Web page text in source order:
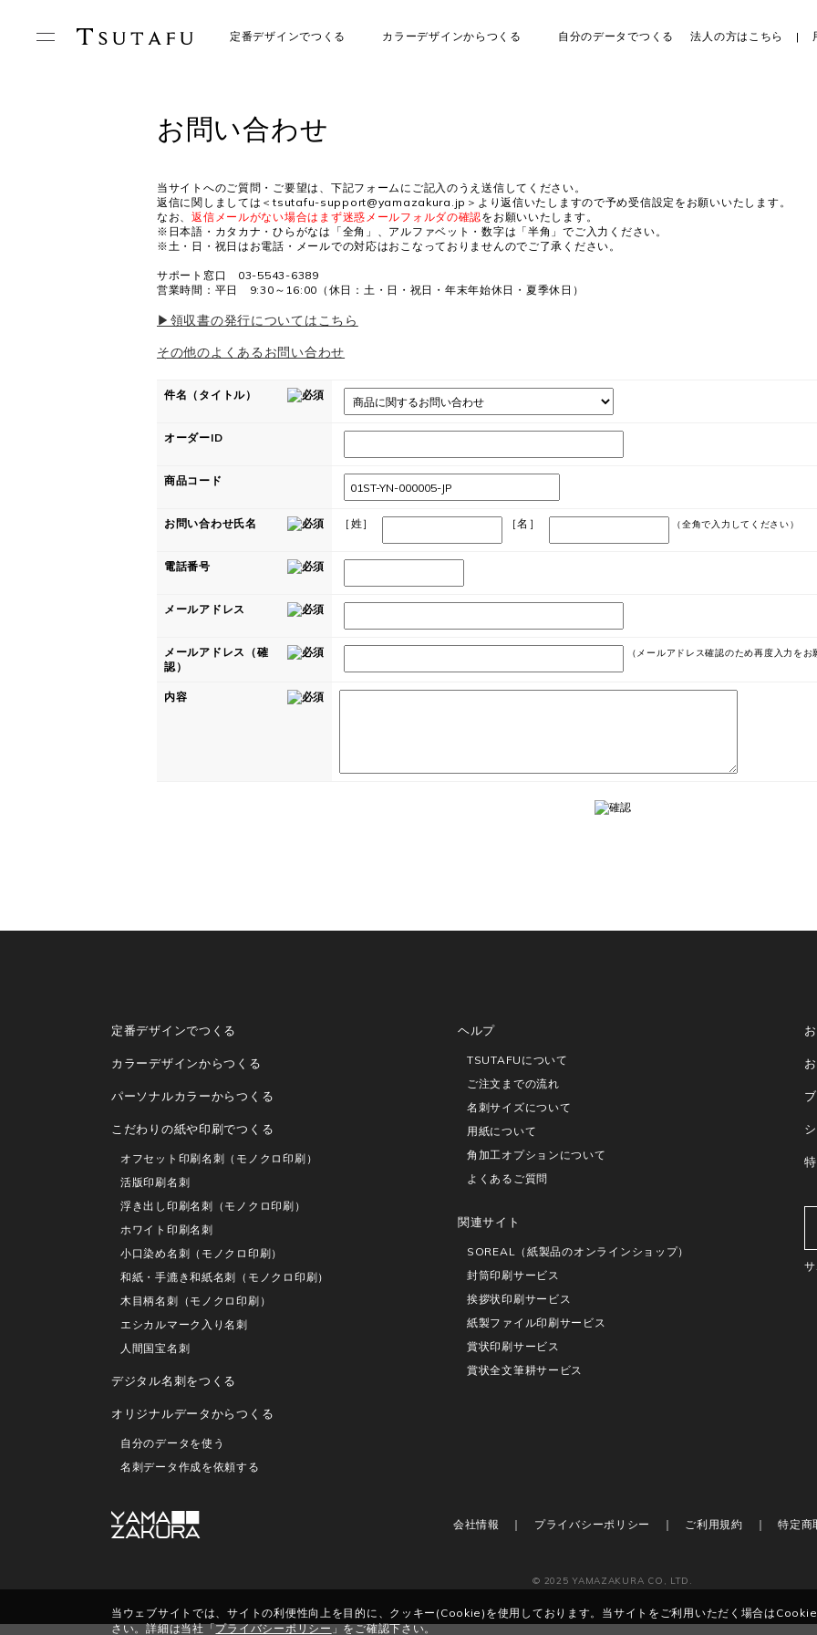
定番デザインでつくる カラーデザインからつくる 自分のデータでつくる 法人の方はこちら
お問い合わせ
当サイトへのご質問・ご要望は、下記フォームにご記入のうえ送信してください。
返信に関しましては＜tsutafu-support@yamazakura.jp＞より返信いたしますので予め受信設定をお願いいたします。
なお、返信メールがない場合はまず迷惑メールフォルダの確認をお願いいたします。
※日本語・カタカナ・ひらがなは「全角」、アルファベット・数字は「半角」でご入力ください。
※土・日・祝日はお電話・メールでの対応はおこなっておりませんのでご了承ください。
サポート窓口 03-5543-6389
営業時間：平日 9:30～16:00（休日：土・日・祝日・年末年始休日・夏季休日）
▶領収書の発行についてはこちら
その他のよくあるお問い合わせ
件名（タイトル）
オーダーID
商品コード
お問い合わせ氏名 ［姓］ ［名］ （全角で入力してください）
電話番号
メールアドレス
メールアドレス（確
認）
（メールアドレス確認のため再度入力をお
内容
定番デザインでつくる
カラーデザインからつくる
パーソナルカラーからつくる
こだわりの紙や印刷でつくる
オフセット印刷名刺（モノクロ印刷）
活版印刷名刺
浮き出し印刷名刺（モノクロ印刷）
ホワイト印刷名刺
小口染め名刺（モノクロ印刷）
和紙・手漉き和紙名刺（モノクロ印刷）
木目柄名刺（モノクロ印刷）
エシカルマーク入り名刺
人間国宝名刺
デジタル名刺をつくる
オリジナルデータからつくる
自分のデータを使う
名刺データ作成を依頼する
ヘルプ
TSUTAFUについて
ご注文までの流れ
名刺サイズについて
用紙について
角加工オプションについて
よくあるご質問
関連サイト
SOREAL（紙製品のオンラインショップ）
封筒印刷サービス
挨拶状印刷サービス
紙製ファイル印刷サービス
賞状印刷サービス
賞状全文筆耕サービス
会社情報 プライバシーポリシー ご利用規約 特定商
© 2025 YAMAZAKURA CO, LTD.
当ウェブサイトでは、サイトの利便性向上を目的に、クッキー(Cookie)を使用しております。当サイトをご利用いただく場合は
さい。詳細は当社「プライバシーポリシー」をご確認下さい。